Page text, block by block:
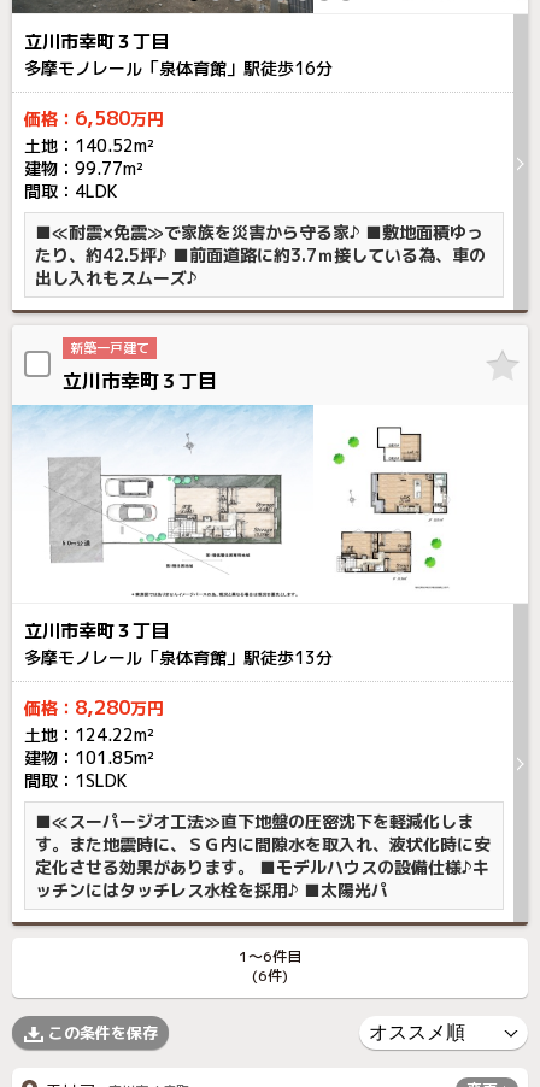
立川市幸町３丁目
多摩モノレール「泉体育館」駅徒歩16分
価格： 6,580万円
土地：140.52m²
建物：99.77m²
間取：4LDK
■≪耐震×免震≫で家族を災害から守る家♪ ■敷地面積ゆっ
たり、約42.5坪♪ ■前面道路に約3.7ｍ接している為、車の
出し入れもスムーズ♪
新築一戸建て
立川市幸町３丁目
立川市幸町３丁目
多摩モノレール「泉体育館」駅徒歩13分
価格： 8,280万円
土地：124.22m²
建物：101.85m²
間取：1SLDK
■≪スーパージオ工法≫直下地盤の圧密沈下を軽減化しま
す。また地震時に、ＳＧ内に間隙水を取入れ、液状化時に安
定化させる効果があります。 ■モデルハウスの設備仕様♪キ
ッチンにはタッチレス水栓を採用♪ ■太陽光パ
1〜6件目
(6件)
この条件を保存